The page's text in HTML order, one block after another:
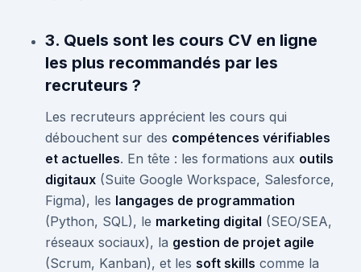
3. Quels sont les cours CV en ligne
les plus recommandés par les
recruteurs ?
Les recruteurs apprécient les cours qui
débouchent sur des compétences vérifiables
et actuelles. En tête : les formations aux outils
digitaux (Suite Google Workspace, Salesforce,
Figma), les langages de programmation
(Python, SQL), le marketing digital (SEO/SEA,
réseaux sociaux), la gestion de projet agile
(Scrum, Kanban), et les soft skills comme la